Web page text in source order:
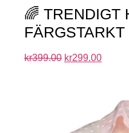
🌈 TRENDIGT
kr399.00 kr299.00